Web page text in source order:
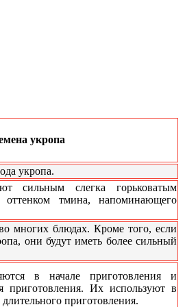
укропа
укропа.
сильным слегка горьковатым
тмина, напоминающего
многих блюдах. Кроме того, если
они будут иметь более сильный
в начале приготовления и
приготовления. Их используют в
приготовления.